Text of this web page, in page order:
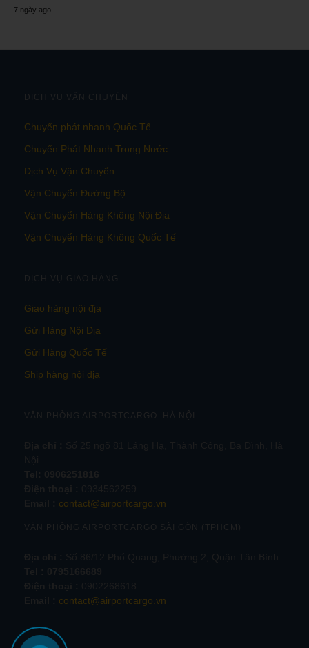
7 ngày ago
DỊCH VỤ VẬN CHUYỂN
Chuyển phát nhanh Quốc Tế
Chuyển Phát Nhanh Trong Nước
Dịch Vụ Vận Chuyển
Vận Chuyển Đường Bộ
Vận Chuyển Hàng Không Nội Địa
Vận Chuyển Hàng Không Quốc Tế
DỊCH VỤ GIAO HÀNG
Giao hàng nội địa
Gửi Hàng Nội Địa
Gửi Hàng Quốc Tế
Ship hàng nội địa
VĂN PHÒNG AIRPORTCARGO HÀ NỘI
contact@airportcargo.vn
VĂN PHÒNG AIRPORTCARGO SÀI GÒN (TPHCM)
contact@airportcargo.vn